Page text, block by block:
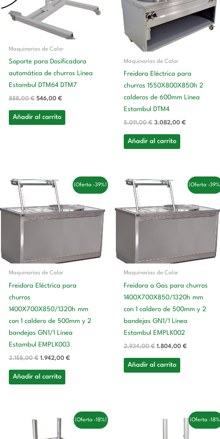
Maquinarias de Calor
Soporte para Dosificadora
automática de churros Línea
Estambul DTM64 DTM7
888,00€ 546,00 €
Añadir al carrito
Maquinarias de Calor
Freidora Eléctrica para
churros 1550X800X850h 2
calderos de 600mm Línea
Estambul DTM4
5.011,00€ 3.082,00 €
Añadir al carrito
¡Oferta -39%!
Maquinarias de Calor
Freidora Eléctrica para
churros
1400X700X850/1320h mm
con 1 caldero de 500mm y 2
bandejas GN1/1 Línea
Estambul EMPLK003
3.158,00€
El
precio
original
era:
3.158,00 €.
1.942,00 €
El
precio
es:
1.942,00 €.
Añadir al carrito
¡Oferta -
Maquinarias de Calor
Freidora a Gas para churros
1400X700X850/1320h mm
con 1 caldero de 500mm y 2
bandejas GN1/1 Línea
Estambul EMPLK002
2.934,00€
El
precio
original
era:
2.934,00 €.
1.804,00 €
El
precio
es:
1.804,00 €.
Añadir al carrito
¡Oferta -18%!
original
El
precio
¡Oferta -
El
precio